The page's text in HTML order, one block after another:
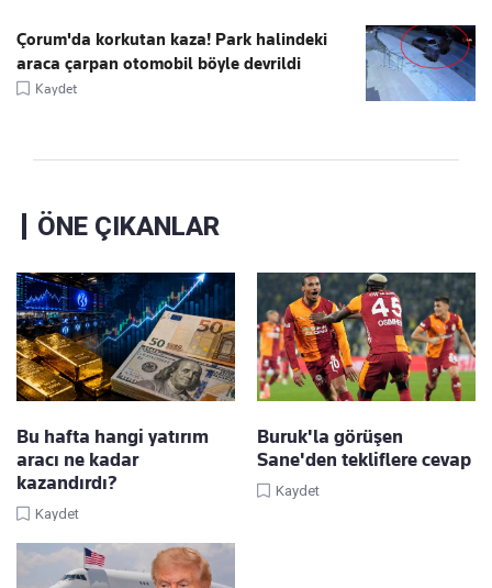
Çorum'da korkutan kaza! Park halindeki
araca çarpan otomobil böyle devrildi
Kaydet
ÖNE ÇIKANLAR
Bu hafta hangi yatırım
aracı ne kadar
kazandırdı?
Kaydet
Buruk'la görüşen
Sane'den tekliflere cevap
Kaydet